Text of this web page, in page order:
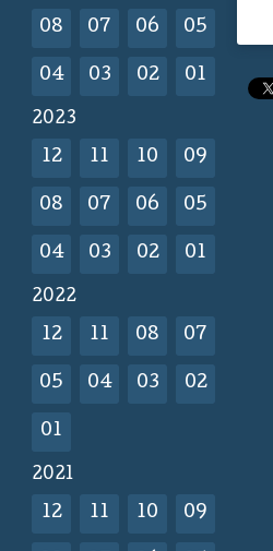
08 07 06 05
04 03 02 01
2023
12 11 10 09
08 07 06 05
04 03 02 01
2022
12 11 08 07
05 04 03 02
01
2021
12 11 10 09